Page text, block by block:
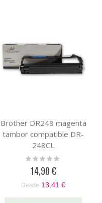
Brother DR248 magenta
tambor compatible DR-
248CL
Rating:
14,90 €
Desde 13,41 €